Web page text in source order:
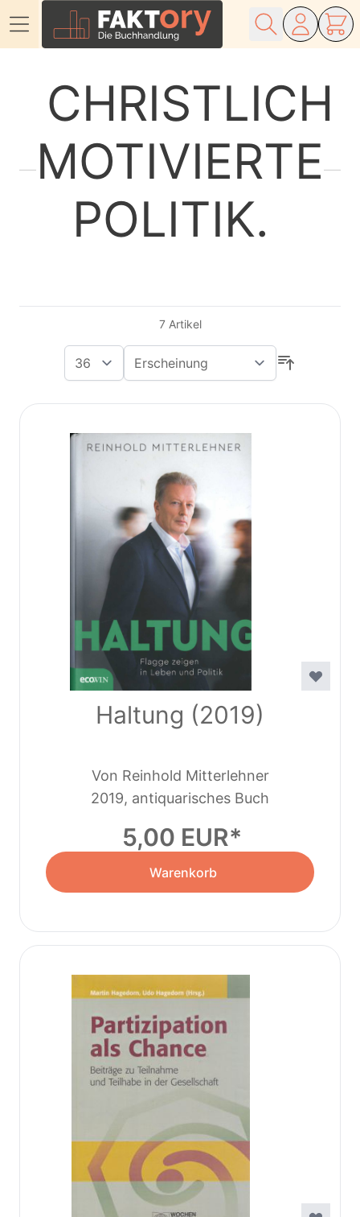
CHRISTLICH
MOTIVIERTE
POLITIK
7Artikel
Haltung (2019)
Von Reinhold Mitterlehner
2019, antiquarisches Buch
5,00 EUR
Warenkorb